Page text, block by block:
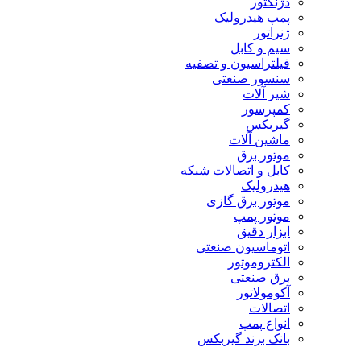
پمپ هیدرولیک
ژنراتور
سیم و کابل
فیلتراسیون و تصفیه
سنسور صنعتی
شیر آلات
کمپرسور
گیربکس
ماشین آلات
موتور برق
کابل و اتصالات شبکه
هیدرولیک
موتور برق گازی
موتور پمپ
ابزار دقیق
اتوماسیون صنعتی
الکتروموتور
برق صنعتی
آکومولاتور
اتصالات
انواع پمپ
بانک برند گیربکس